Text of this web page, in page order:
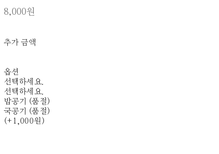
8,000원
추가 금액
옵션
선택하세요.
선택하세요.
밥공기 (품절)
국공기 (품절)
(+1,000원)